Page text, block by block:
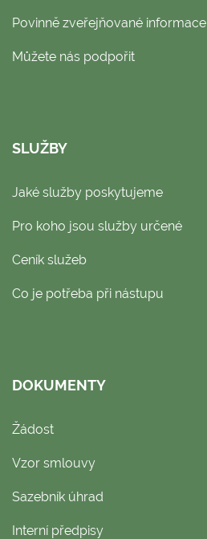
Povinně zveřejňované informace
Můžete nás podpořit
SLUŽBY
Jaké služby poskytujeme
Pro koho jsou služby určené
Ceník služeb
Co je potřeba při nástupu
DOKUMENTY
Žádost
Vzor smlouvy
Sazebník úhrad
Interní předpisy